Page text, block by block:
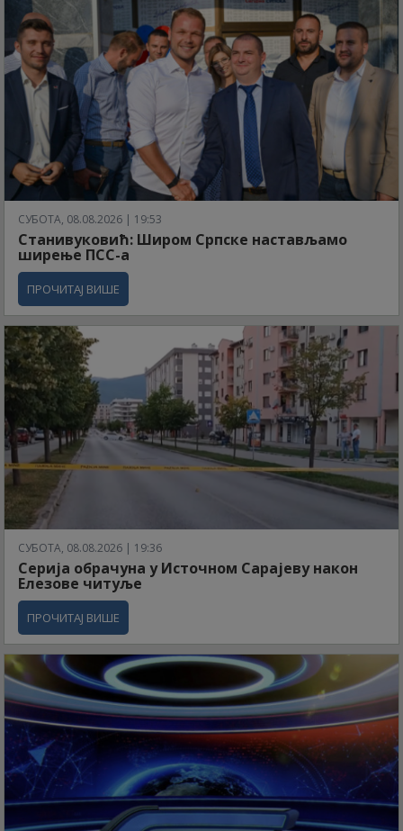
СУБОТА, 08.08.2026 | 19:53
Станивуковић: Широм Српске настављамо
ширење ПСС-а
ПРОЧИТАЈ ВИШЕ
СУБОТА, 08.08.2026 | 19:36
Серија обрачуна у Источном Сарајеву након
Елезове читуље
ПРОЧИТАЈ ВИШЕ